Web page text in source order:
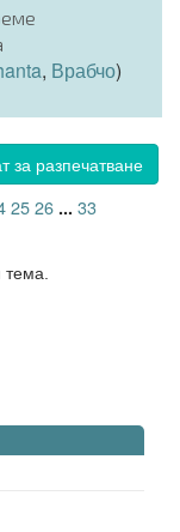
, Врабчо)
за разпечатване
2526 ... 33